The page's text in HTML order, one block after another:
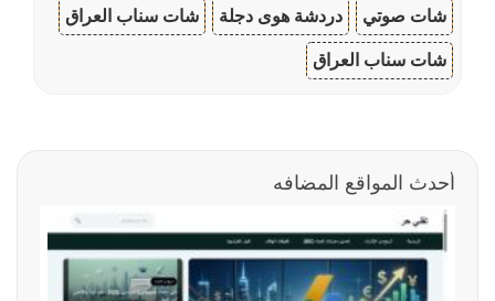
شات صوتي دردشة هوى دجلة شات سناب العراق
شات سناب العراق
أحدث المواقع المضافه